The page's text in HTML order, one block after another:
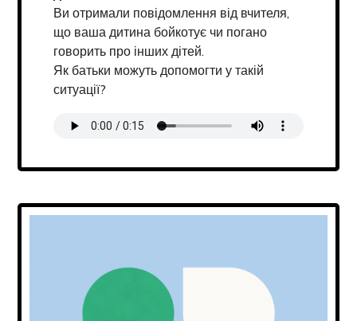
Ви отримали повідомлення від вчителя,
що ваша дитина бойкотує чи погано
говорить про інших дітей.
Як батьки можуть допомогти у такій
ситуації?